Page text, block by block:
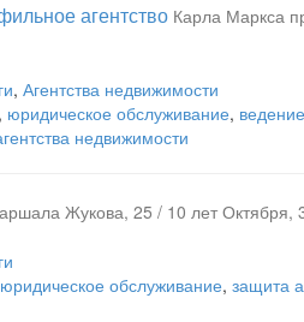
агентство Карла Маркса
, Агентства недвижимости
, юридическое обслуживание,
недвижимости
Жукова, 25 / 10 лет Октября,
юридическое обслуживание, защита